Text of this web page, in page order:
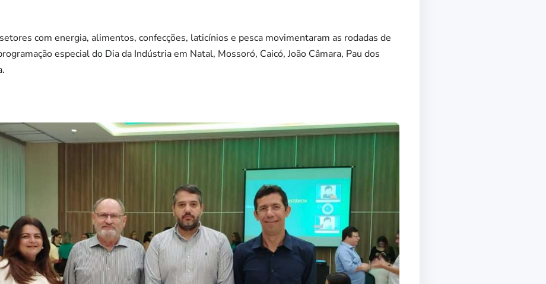
com energia, alimentos, confecções, laticínios e pesca movimentaram as rodadas de
especial do Dia da Indústria em Natal, Mossoró, Caicó, João Câmara, Pau dos